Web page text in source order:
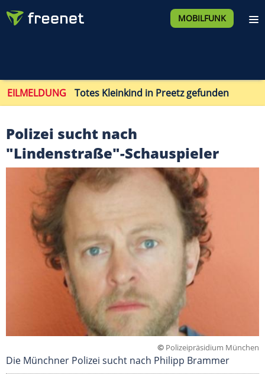
MOBILFUNK
EILMELDUNG Totes Kleinkind in Preetz gefunden
Polizei sucht nach
"Lindenstraße"-Schauspieler
© Polizeipräsidium München
Die Münchner Polizei sucht nach Philipp Brammer